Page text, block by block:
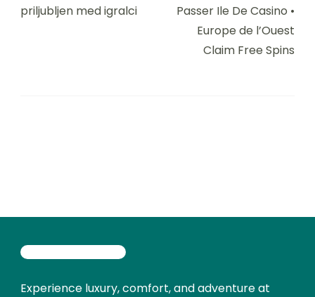
priljubljen med igralci
Passer Ile De Casino •
Europe de l’Ouest
Claim Free Spins
Experience luxury, comfort, and adventure at